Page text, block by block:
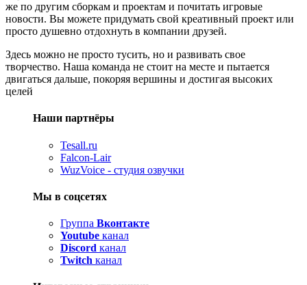
же по другим сборкам и проектам и почитать игровые
новости. Вы можете придумать свой креативный проект или
просто душевно отдохнуть в компании друзей.
Здесь можно не просто тусить, но и развивать свое
творчество. Наша команда не стоит на месте и пытается
двигаться дальше, покоряя вершины и достигая высоких
целей
Наши партнёры
Tesall.ru
Falcon-Lair
WuzVoice - студия озвучки
Мы в соцсетях
Группа Вконтакте
Youtube канал
Discord канал
Twitch канал